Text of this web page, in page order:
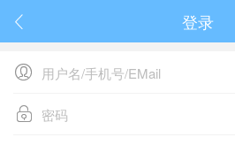
 登录

